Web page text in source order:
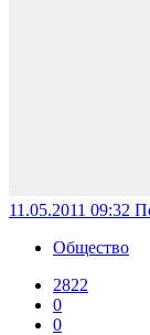
11.05.2011 09:32
Общество
2822
0
0